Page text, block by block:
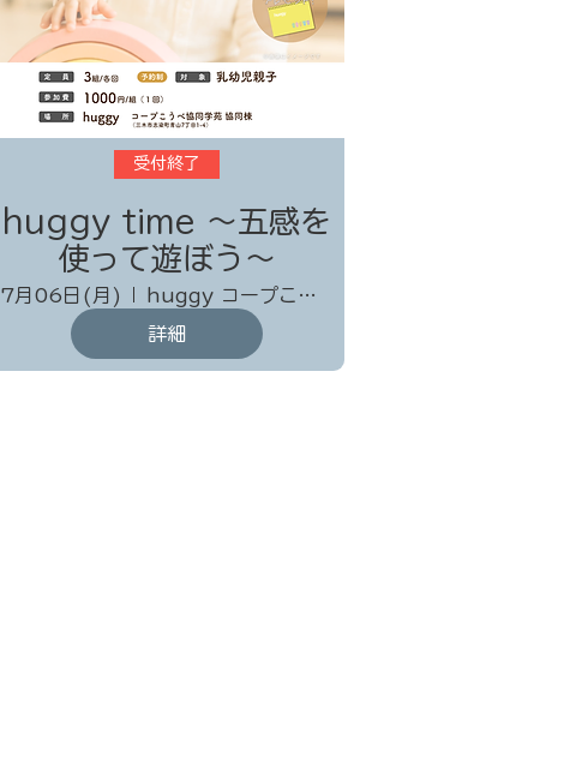
受付終了
huggy time 〜五感を
使って遊ぼう～
7月06日(月)
huggy コープこうべ協同学苑 協同棟
詳細